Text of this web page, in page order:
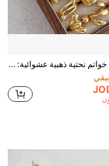
10 قطع خواتم نحتية ذهبية عشوائية: تصاميم متنوعة (شكل قلب/يد) خواتم فريدة (بدون تغليف)